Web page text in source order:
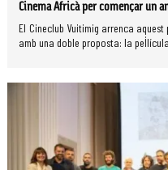
Cinema Africà per començar un
El Cineclub Vuitimig arrenca
amb una doble proposta: la